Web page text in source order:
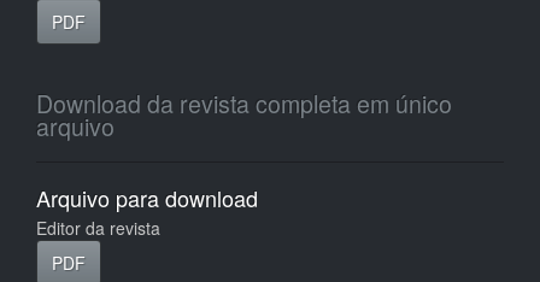
PDF
Download da revista completa em único
arquivo
Arquivo para download
Editor da revista
PDF